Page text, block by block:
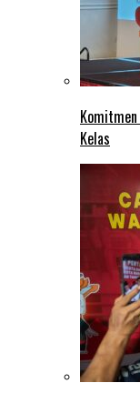
Kelas